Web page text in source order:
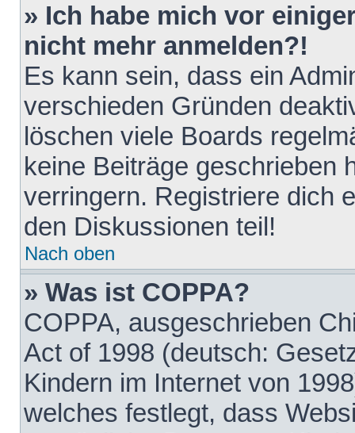
» Ich habe mich vor
nicht mehr anmelden?!
Es kann sein, dass ein
verschieden Gründen
löschen viele Boards
keine Beiträge geschrieben
verringern. Registriere dich
den Diskussionen teil!
Nach oben
» Was ist COPPA?
COPPA, ausgeschrieben
Act of 1998 (deutsch:
Kindern im Internet von
welches festlegt, dass